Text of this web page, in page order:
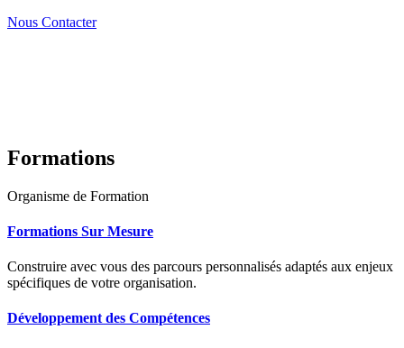
Nous Contacter
Formations
Organisme de Formation
Formations Sur Mesure
Construire avec vous des parcours personnalisés adaptés aux enjeux
spécifiques de votre organisation.
Développement des Compétences